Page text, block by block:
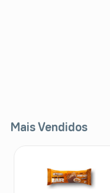
Mais Vendidos